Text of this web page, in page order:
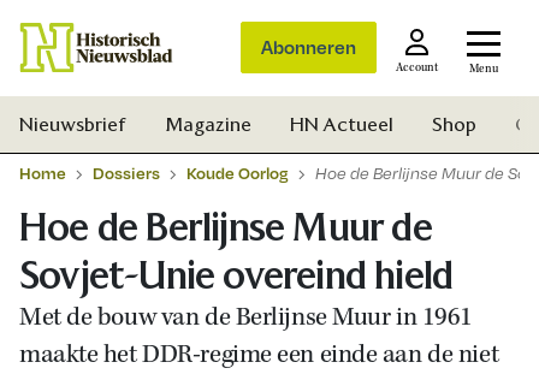
Abonneren
Account Menu
Nieuwsbrief Magazine HN Actueel Shop
Home Dossiers Koude Oorlog Hoe de Berlijnse Muur de
Hoe de Berlijnse Muur de
Sovjet-Unie overeind hield
Met de bouw van de Berlijnse Muur in 1961
maakte het DDR-regime een einde aan de niet